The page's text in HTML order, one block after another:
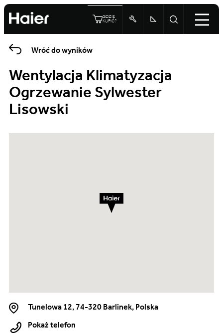
GDZIE
KUPIĆ?
Wróć do wyników
Wentylacja Klimatyzacja
Ogrzewanie Sylwester
Lisowski
Tunelowa 12, 74-320 Barlinek, Polska
Pokaż telefon